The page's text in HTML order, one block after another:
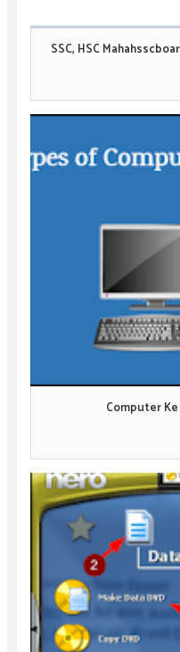
SSC, HSC
Computer Ke